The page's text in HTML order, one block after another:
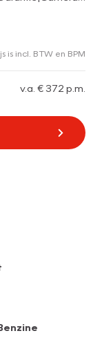
is incl. BTW en BPM
v.a. € 372 p.m.